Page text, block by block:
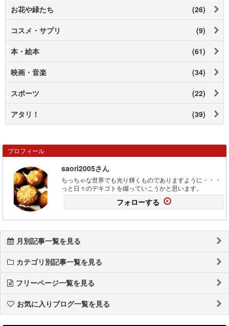
お花や緑たち (26)
コスメ・サプリ (9)
本・絵本 (61)
映画・音楽 (34)
スポーツ (22)
アタリ！ (39)
プロフィール
saori2005さん
ちっちゃな世界でも光り輝くものでありますように・・・
っと日々のデキゴトを綴っていこうかと思います。
フォローする
月別記事一覧を見る
カテゴリ別記事一覧を見る
フリーページ一覧を見る
お気に入りブログ一覧を見る